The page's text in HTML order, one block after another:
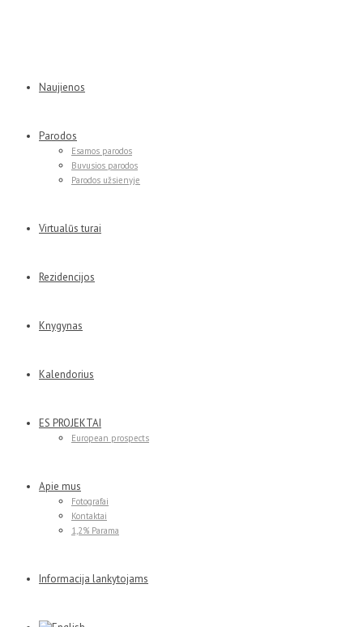
Naujienos
Parodos
Esamos parodos
Buvusios parodos
Parodos užsienyje
Virtualūs turai
Rezidencijos
Knygynas
Kalendorius
ES PROJEKTAI
European prospects
Apie mus
Fotografai
Kontaktai
1,2% Parama
Informacija lankytojams